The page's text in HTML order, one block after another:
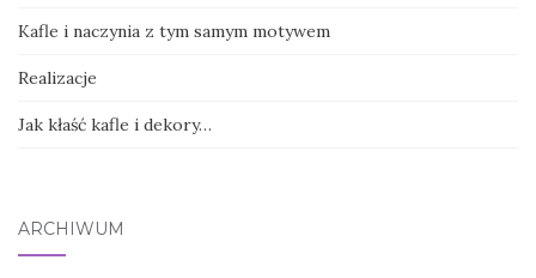
Kafle i naczynia z tym samym motywem
Realizacje
Jak kłaść kafle i dekory…
ARCHIWUM